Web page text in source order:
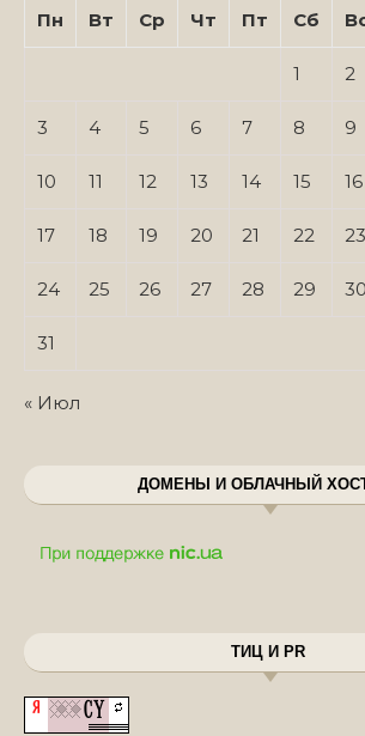
Пн
Вт Ср Чт Пт Сб
1 2
3 4 5 6 7 8 9
10 11 12 13 14 15 16
17 18 19 20 21 22 23
24 25 26 27 28 29 30
31
« Июл
ДОМЕНЫ И ОБЛАЧНЫЙ
ТИЦ И PR